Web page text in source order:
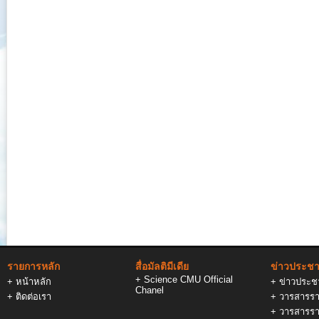
รายการหลัก
+ หน้าหลัก
+ ติดต่อเรา
สื่อมัลติมีเดีย
+ Science CMU Official
Chanel
ข่าวประช
+ ข่าวประ
+ วารสารร
+ วารสารร